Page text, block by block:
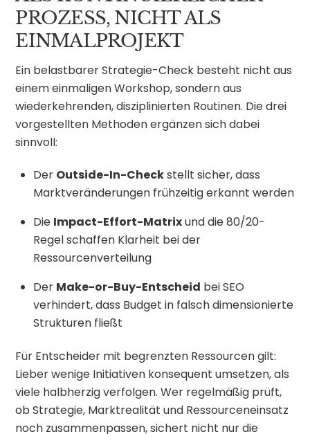
PROZESS, NICHT ALS
EINMALPROJEKT
Ein belastbarer Strategie-Check besteht nicht aus
einem einmaligen Workshop, sondern aus
wiederkehrenden, disziplinierten Routinen. Die drei
vorgestellten Methoden ergänzen sich dabei
sinnvoll:
Der Outside-In-Checkstellt sicher, dass
Marktveränderungen frühzeitig erkannt werden
Die Impact-Effort-Matrixund die 80/20-
Regel schaffen Klarheit bei der
Ressourcenverteilung
Der Make-or-Buy-Entscheid bei SEO
verhindert, dass Budget in falsch dimensionierte
Strukturen fließt
Für Entscheider mit begrenzten Ressourcen gilt:
Lieber wenige Initiativen konsequent umsetzen, als
viele halbherzig verfolgen. Wer regelmäßig prüft,
ob Strategie, Marktrealität und Ressourceneinsatz
noch zusammenpassen, sichert nicht nur die